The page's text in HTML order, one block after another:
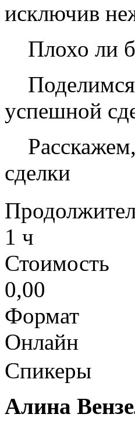
исключив
Плохо ли
успешной
сделки
1 ч
Стоимость
0,00
Формат
Онлайн
Спикеры
Алина